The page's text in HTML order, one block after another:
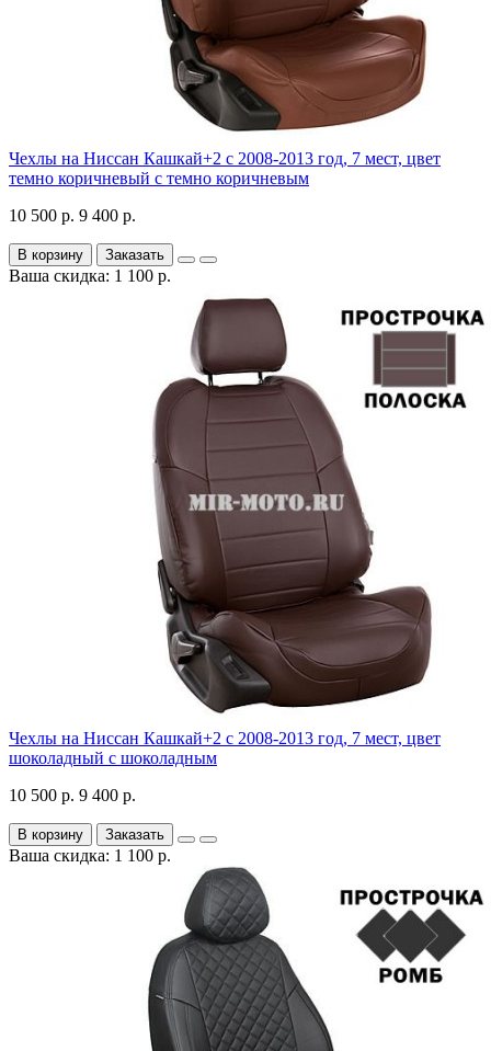
Чехлы на Ниссан Кашкай+2 с 2008-2013 год, 7 мест, цвет
темно коричневый с темно коричневым
10 500 р. 9 400 р.
В корзину Заказать
Ваша скидка: 1 100 р.
Чехлы на Ниссан Кашкай+2 с 2008-2013 год, 7 мест, цвет
шоколадный с шоколадным
10 500 р. 9 400 р.
В корзину Заказать
Ваша скидка: 1 100 р.